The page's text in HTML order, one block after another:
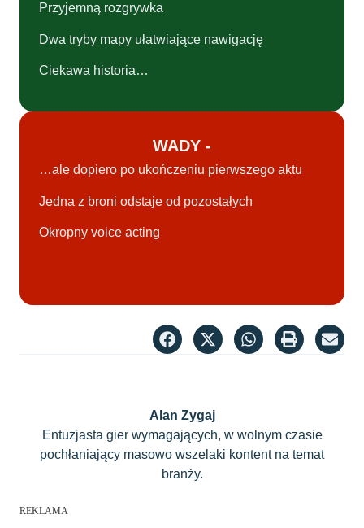
Przyjemną rozgrywka
Dwa tryby mapy ułatwiające nawigację
Ciekawa historia…
WADY -
…ale dopiero po ukończeniu pierwszego aktu
Jedna z broni odstaje od pozostałych
Okropny voice acting
Alan Zygaj
Entuzjasta gier wymagających, w wolnym czasie
pochłaniający masowo wszelaki kontent na temat
branży.
REKLAMA